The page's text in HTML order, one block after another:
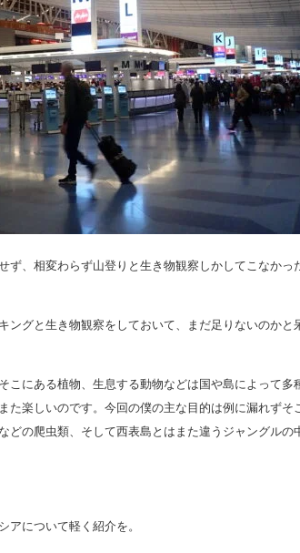
ず、相変わらず山登りと生き物観察しかしてこなか
ングと生き物観察をしておいて、まだ足りないのかと
こにある植物、生息する動物などは国や島によって多
た楽しいのです。今回の僕の主な目的は例に漏れずそ
どの爬虫類、そして西表島とはまた違うジャングルの
アについて軽く紹介を。